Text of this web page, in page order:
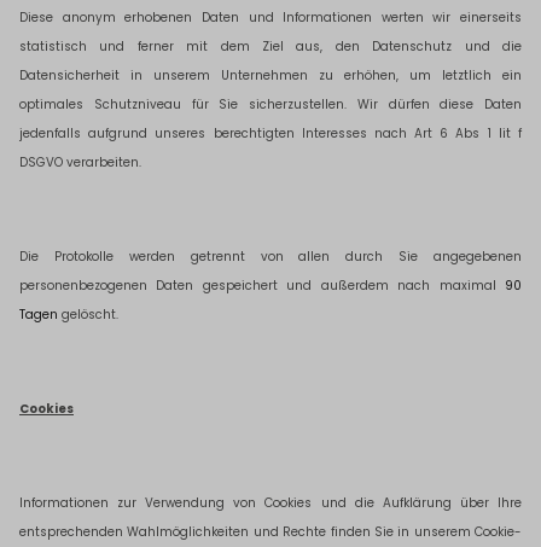
Diese anonym erhobenen Daten und Informationen werten wir einerseits
statistisch und ferner mit dem Ziel aus, den Datenschutz und die
Datensicherheit in unserem Unternehmen zu erhöhen, um letztlich ein
optimales Schutzniveau für Sie sicherzustellen. Wir dürfen diese Daten
jedenfalls aufgrund unseres berechtigten Interesses nach Art 6 Abs 1 lit f
DSGVO verarbeiten.
Die Protokolle werden getrennt von allen durch Sie angegebenen
personenbezogenen Daten gespeichert und außerdem nach maximal 90
Tagen gelöscht.
Cookies
Informationen zur Verwendung von Cookies und die Aufklärung über Ihre
entsprechenden Wahlmöglichkeiten und Rechte finden Sie in unserem Cookie-